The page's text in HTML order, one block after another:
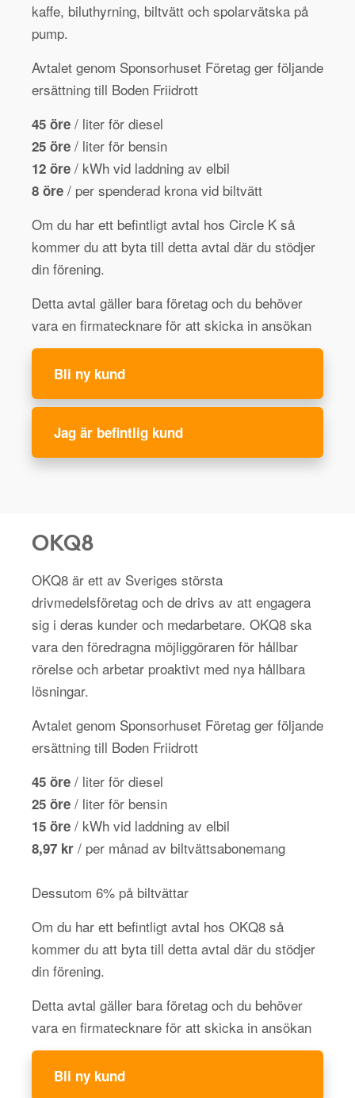
kaffe, biluthyrning, biltvätt och spolarvätska på
pump.
Avtalet genom Sponsorhuset Företag ger följande
ersättning till Boden Friidrott
45 öre / liter för diesel
25 öre / liter för bensin
12 öre / kWh vid laddning av elbil
8 öre / per spenderad krona vid biltvätt
Om du har ett befintligt avtal hos Circle K så
kommer du att byta till detta avtal där du stödjer
din förening.
Detta avtal gäller bara företag och du behöver
vara en firmatecknare för att skicka in ansökan
Bli ny kund
Jag är befintlig kund
OKQ8
OKQ8 är ett av Sveriges största
drivmedelsföretag och de drivs av att engagera
sig i deras kunder och medarbetare. OKQ8 ska
vara den föredragna möjliggöraren för hållbar
rörelse och arbetar proaktivt med nya hållbara
lösningar.
Avtalet genom Sponsorhuset Företag ger följande
ersättning till Boden Friidrott
45 öre / liter för diesel
25 öre / liter för bensin
15 öre / kWh vid laddning av elbil
8,97 kr / per månad av biltvättsabonemang
Dessutom 6% på biltvättar
Om du har ett befintligt avtal hos OKQ8 så
kommer du att byta till detta avtal där du stödjer
din förening.
Detta avtal gäller bara företag och du behöver
vara en firmatecknare för att skicka in ansökan
Bli ny kund